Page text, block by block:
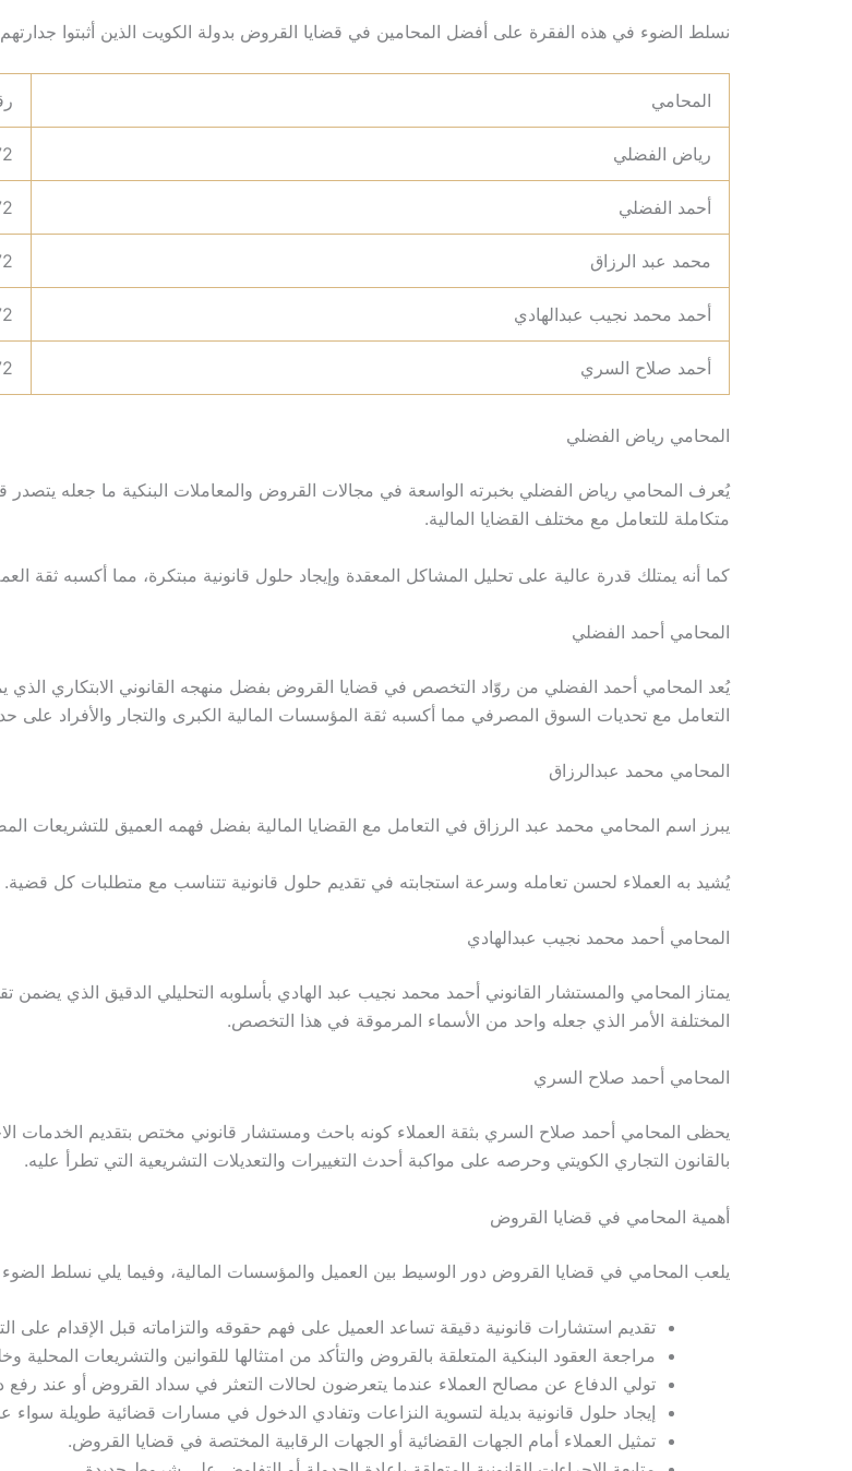
نسلط الضوء في هذه الفقرة على أفضل المحامين في قضايا القروض بدولة الكويت الذين أثبتوا
المحامي
رياض الفضلي
أحمد الفضلي
محمد عبد الرزاق
أحمد محمد نجيب عبدالهادي
أحمد صلاح السري
المحامي رياض الفضلي
يُعرف المحامي رياض الفضلي بخبرته الواسعة في مجالات القروض والمعاملات البنكية ما جعله يتصدر
متكاملة للتعامل مع مختلف القضايا المالية.
كما أنه يمتلك قدرة عالية على تحليل المشاكل المعقدة وإيجاد حلول قانونية مبتكرة، مما أكسبه ثقة
المحامي أحمد الفضلي
يُعد المحامي أحمد الفضلي من روّاد التخصص في قضايا القروض بفضل منهجه القانوني الابتكاري الذي
التعامل مع تحديات السوق المصرفي مما أكسبه ثقة المؤسسات المالية الكبرى والتجار والأفراد على
المحامي محمد عبدالرزاق
يبرز اسم المحامي محمد عبد الرزاق في التعامل مع القضايا المالية بفضل فهمه العميق للتشريعات
يُشيد به العملاء لحسن تعامله وسرعة استجابته في تقديم حلول قانونية تتناسب مع متطلبات كل قضية.
المحامي أحمد محمد نجيب عبدالهادي
يمتاز المحامي والمستشار القانوني أحمد محمد نجيب عبد الهادي بأسلوبه التحليلي الدقيق الذي يضمن
المختلفة الأمر الذي جعله واحد من الأسماء المرموقة في هذا التخصص.
المحامي أحمد صلاح السري
يحظى المحامي أحمد صلاح السري بثقة العملاء كونه باحث ومستشار قانوني مختص بتقديم الخدمات
بالقانون التجاري الكويتي وحرصه على مواكبة أحدث التغييرات والتعديلات التشريعية التي تطرأ عليه.
أهمية المحامي في قضايا القروض
يلعب المحامي في قضايا القروض دور الوسيط بين العميل والمؤسسات المالية، وفيما يلي نسلط
تقديم استشارات قانونية دقيقة تساعد العميل على فهم حقوقه والتزاماته قبل الإقدام على
مراجعة العقود البنكية المتعلقة بالقروض والتأكد من امتثالها للقوانين والتشريعات
تولي الدفاع عن مصالح العملاء عندما يتعرضون لحالات التعثر في سداد القروض أو عند
إيجاد حلول قانونية بديلة لتسوية النزاعات وتفادي الدخول في مسارات قضائية طويلة
تمثيل العملاء أمام الجهات القضائية أو الجهات الرقابية المختصة في قضايا القروض.